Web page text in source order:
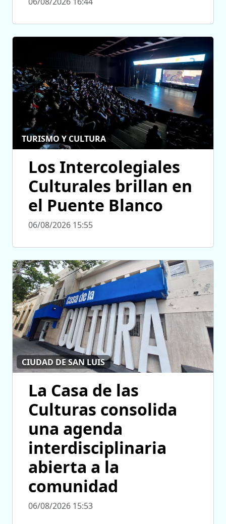
TURISMO Y CULTURA
Los Intercolegiales
Culturales brillan en
el Puente Blanco
06/08/2026 15:55
CIUDAD DE SAN LUIS
La Casa de las
Culturas consolida
una agenda
interdisciplinaria
abierta a la
comunidad
06/08/2026 15:53